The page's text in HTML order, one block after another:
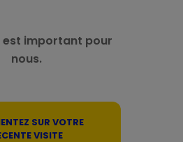
est important pour
nous.
SUR VOTRE
VISITE